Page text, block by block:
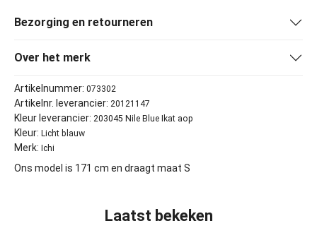
Bezorging en retourneren
Over het merk
Artikelnummer: 073302
Artikelnr. leverancier: 20121147
Kleur leverancier: 203045 Nile Blue Ikat aop
Kleur: Licht blauw
Merk: Ichi
Ons model is 171 cm en draagt maat S
Laatst bekeken